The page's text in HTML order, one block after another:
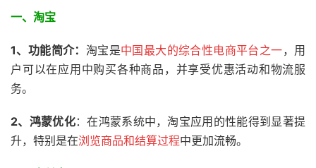
一、淘宝
1、功能简介： 淘宝是中国最大的综合性电商平台之一，用
户可以在应用中购买各种商品，并享受优惠活动和物流服
务。
2、 鸿蒙优化：在鸿蒙系统中，淘宝应用的性能得到显著提
升，特别是在浏览商品和结算过程中更加流畅。